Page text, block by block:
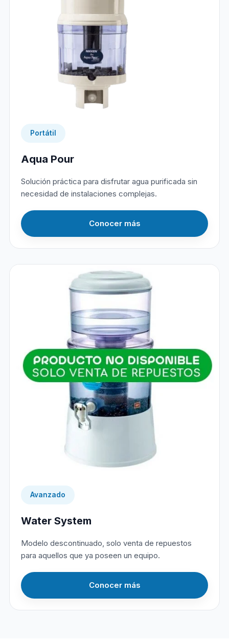
Portátil
Aqua Pour
Solución práctica para disfrutar agua purificada sin
necesidad de instalaciones complejas.
Conocer más
Avanzado
Water System
Modelo descontinuado, solo venta de repuestos
para aquellos que ya poseen un equipo.
Conocer más